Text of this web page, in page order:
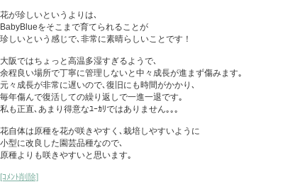
花が珍しいというよりは､
BabyBlueをそこまで育てられることが
珍しいという感じで､非常に素晴らしいことです！
大阪ではちょっと高温多湿すぎるようで､
余程良い場所で丁寧に管理しないと中々成長が進まず傷みます｡
元々成長が非常に遅いので､復旧にも時間がかかり､
毎年傷んで復活しての繰り返しで一進一退です｡
私も正直､あまり得意なﾕｰｶﾘではありません｡｡｡
花自体は原種を花が咲きやすく､栽培しやすいように
小型に改良した園芸品種なので､
原種よりも咲きやすいと思います｡
[ｺﾒﾝﾄ削除]